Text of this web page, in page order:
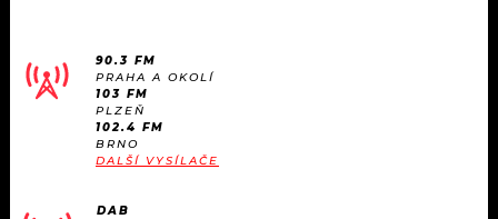
ROZHOVORY
#NEBUDUDOMA
RÁDIO
APLIKACE
PROGRAM
SOUTĚŽE
90.3 FM
PRAHA A OKOLÍ
103 FM
PLZEŇ
102.4 FM
BRNO
DALŠÍ VYSÍLAČE
DAB